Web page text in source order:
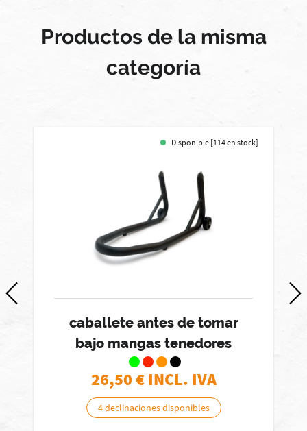
Productos de la misma
categoría
Disponible [114 en stock]
caballete antes de tomar
bajo mangas tenedores
26,50€ INCL. IVA
4 declinaciones disponibles